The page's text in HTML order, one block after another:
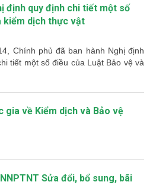
định quy định chi tiết một số
kiểm dịch thực vật
Chính phủ đã ban hành Nghị định
tiết một số điều của Luật Bảo vệ và
gia về Kiểm dịch và Bảo vệ
Sửa đổi, bổ sung, bãi